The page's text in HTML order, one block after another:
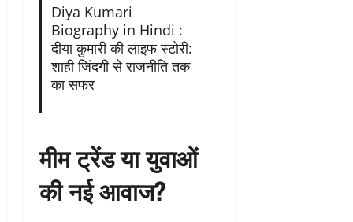
Diya Kumari
Biography in Hindi :
दीया कुमारी की लाइफ स्टोरी:
शाही जिंदगी से राजनीति तक
का सफर
मीम ट्रेंड या युवाओं
की नई आवाज?